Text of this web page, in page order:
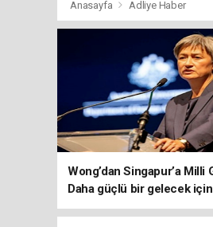
Anasayfa Adliye Haber
Wong’dan Singapur’a Milli
Daha güçlü bir gelecek